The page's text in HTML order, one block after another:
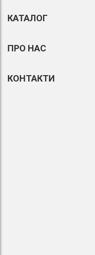
КАТАЛОГ
ПРО НАС
КОНТАКТИ